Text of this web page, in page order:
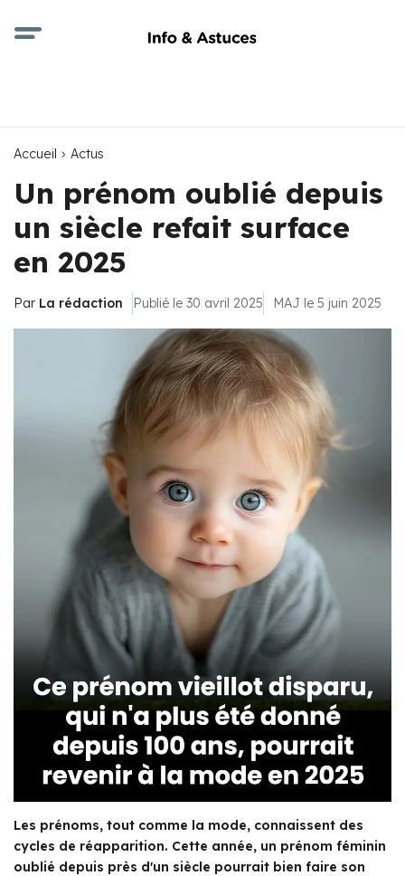
Accueil Actus
Un prénom oublié depuis
un siècle refait surface
en 2025
Par La rédaction Publié le 30 avril 2025 MAJ le 5 juin 2025
Les prénoms, tout comme la mode, connaissent des
cycles de réapparition. Cette année, un prénom féminin
oublié depuis près d'un siècle pourrait bien faire son